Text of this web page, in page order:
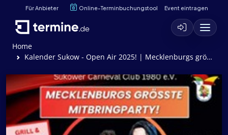
Für Anbieter Online-Terminbuchungstool Event eintragen
Home
Kalender Sukow - Open Air 2025! | Mecklenburgs größte Mitbringparty!